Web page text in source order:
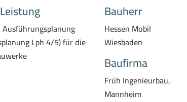
Lph 4/5) für die
Bauherr
Hessen Mobil
Wiesbaden
Baufirma
Früh Ingenieurbau,
Mannheim